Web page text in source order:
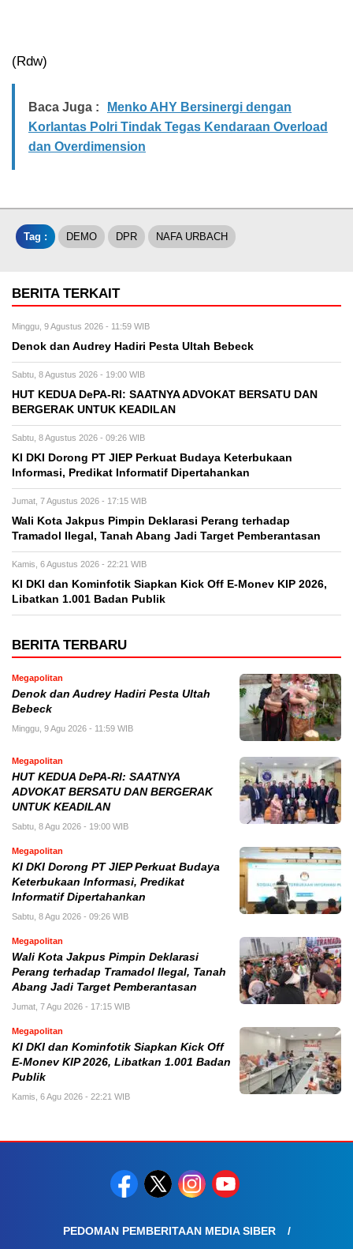
(Rdw)
Baca Juga :
Menko AHY Bersinergi dengan
Korlantas Polri Tindak Tegas Kendaraan Overload
dan Overdimension
Tag : DEMO DPR NAFA URBACH
BERITA TERKAIT
Minggu, 9 Agustus 2026 - 11:59 WIB
Denok dan Audrey Hadiri Pesta Ultah Bebeck
Sabtu, 8 Agustus 2026 - 19:00 WIB
HUT KEDUA DePA-RI: SAATNYA ADVOKAT BERSATU DAN
BERGERAK UNTUK KEADILAN
Sabtu, 8 Agustus 2026 - 09:26 WIB
KI DKI Dorong PT JIEP Perkuat Budaya Keterbukaan
Informasi, Predikat Informatif Dipertahankan
Jumat, 7 Agustus 2026 - 17:15 WIB
Wali Kota Jakpus Pimpin Deklarasi Perang terhadap
Tramadol Ilegal, Tanah Abang Jadi Target Pemberantasan
Kamis, 6 Agustus 2026 - 22:21 WIB
KI DKI dan Kominfotik Siapkan Kick Off E-Monev KIP 2026,
Libatkan 1.001 Badan Publik
BERITA TERBARU
Megapolitan
Denok dan Audrey Hadiri Pesta Ultah
Bebeck
Minggu, 9 Agu 2026 - 11:59 WIB
Megapolitan
HUT KEDUA DePA-RI: SAATNYA
ADVOKAT BERSATU DAN BERGERAK
UNTUK KEADILAN
Sabtu, 8 Agu 2026 - 19:00 WIB
Megapolitan
KI DKI Dorong PT JIEP Perkuat Budaya
Keterbukaan Informasi, Predikat
Informatif Dipertahankan
Sabtu, 8 Agu 2026 - 09:26 WIB
Megapolitan
Wali Kota Jakpus Pimpin Deklarasi
Perang terhadap Tramadol Ilegal, Tanah
Abang Jadi Target Pemberantasan
Jumat, 7 Agu 2026 - 17:15 WIB
Megapolitan
KI DKI dan Kominfotik Siapkan Kick Off
E-Monev KIP 2026, Libatkan 1.001 Badan
Publik
Kamis, 6 Agu 2026 - 22:21 WIB
PEDOMAN PEMBERITAAN MEDIA SIBER